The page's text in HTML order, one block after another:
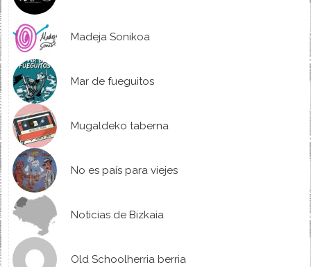
Madeja Sonikoa
Mar de fueguitos
Mugaldeko taberna
No es país para viejes
Noticias de Bizkaia
Old Schoolherria berria